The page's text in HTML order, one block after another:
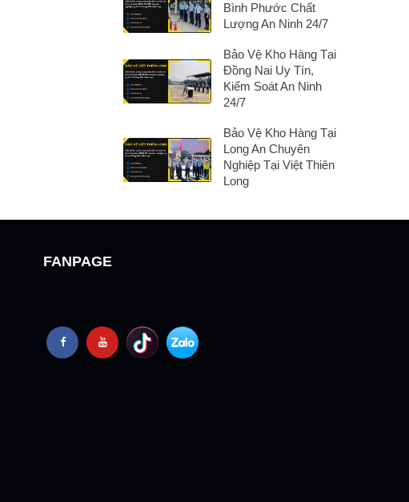
Bình Phước Chất
Lượng An Ninh 24/7
Bảo Vệ Kho Hàng Tại
Đồng Nai Uy Tín,
Kiểm Soát An Ninh
24/7
Bảo Vệ Kho Hàng Tại
Long An Chuyên
Nghiệp Tại Việt Thiên
Long
FANPAGE